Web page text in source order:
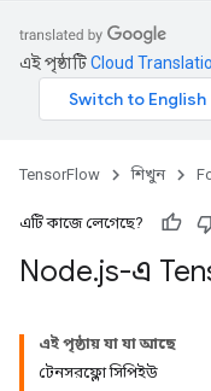
এই পৃষ্ঠাটিCloud
TensorFlow শিখুন
এটি কাজে লেগেছে?
Node.js-এ
এই পৃষ্ঠায় যা যা আছে
টেনসরফ্লো সিপিইউ